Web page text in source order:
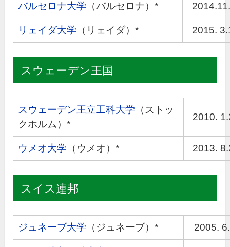
バルセロナ大学 （バルセロナ）*
リェイダ大学 （リェイダ）* 2015.
スウェーデン王国
スウェーデン王立工科大学 （ストッ
クホルム）*
2010.
ウメオ大学 （ウメオ）* 2013.
スイス連邦
ジュネーブ大学 （ジュネーブ）* 2005.